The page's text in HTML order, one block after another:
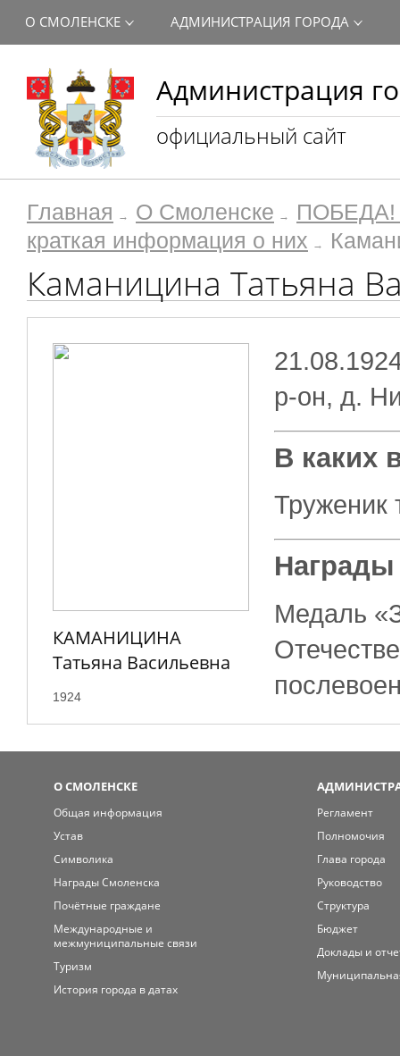
Администрация
официальный сайт
О СМОЛЕНСКЕ АДМИНИСТРАЦИЯ ГОРОДА
Главная О Смоленске
ПОБЕДА!
краткая информация о них
Каманицина Татьяна
КАМАНИЦИНА
Татьяна Васильевна
1924
р-он, д.
В каких
Труженик
Награды
Медаль
О СМОЛЕНСКЕ
Общая информация
Устав
Символика
Награды Смоленска
Почётные граждане
Международные и
межмуниципальные связи
Туризм
История города в датах
Регламент
Полномочия
Глава города
Руководство
Структура
Бюджет
Доклады и